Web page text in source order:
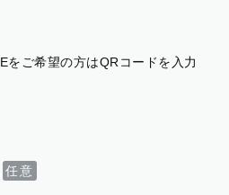
をご希望の方はQRコードを入力